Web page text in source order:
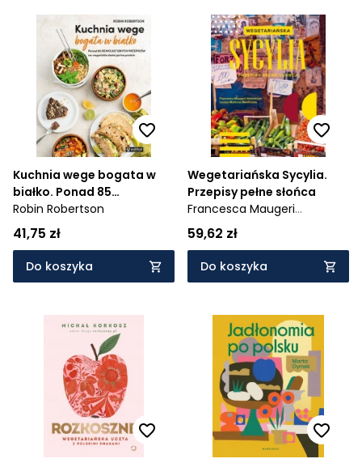
Kuchnia wege bogata w
białko. Ponad 85
rewolucyjnych przepisów
na wegańskie dania pełne
protein
Robin Robertson
41,75 zł
Do koszyka
Wegetariańska Sycylia.
Przepisy pełne słońca
Francesca Maugeri
Holmström,
Manfrinato
59,62 zł
Do koszyka